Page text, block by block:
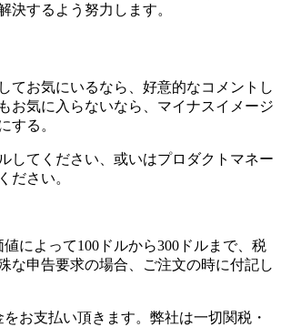
決するよう努力します。
てお気にいるなら、好意的なコメントし
お気に入らないなら、マイナスイメージ
する。
してください、或いはプロダクトマネー
ださい。
によって100ドルから300ドルまで、税
な申告要求の場合、ご注文の時に付記し
お支払い頂きます。弊社は一切関税・